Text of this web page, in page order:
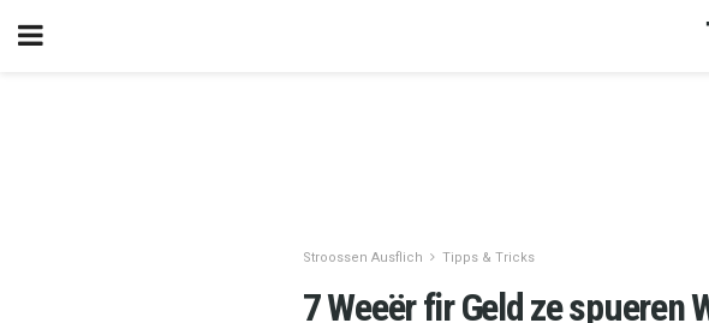
Stroossen Ausflich Tipps & Tricks
7 Weeër fir Geld ze spueren